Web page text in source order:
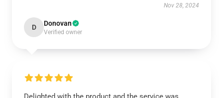
Nov 28, 2024
D Donovan
Verified owner